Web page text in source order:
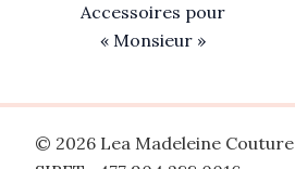
Accessoires pour
« Monsieur »
© 2026 Lea Madeleine Couture